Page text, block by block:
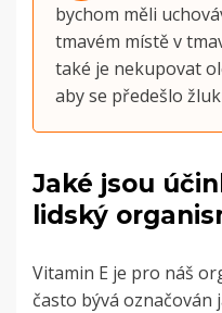
bychom měli
tmavém místě v
také je nekupovat
aby se předešlo
Jaké jsou
lidský
Vitamin E je pro náš
často bývá označován